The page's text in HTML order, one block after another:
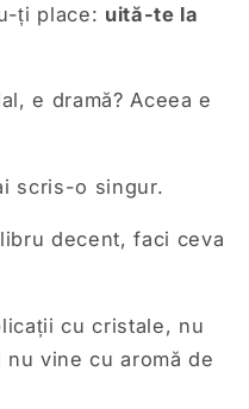
ți place: uită-te la
e dramă? Aceea e
scris-o singur.
decent, faci ceva
cu cristale, nu
nu vine cu aromă de